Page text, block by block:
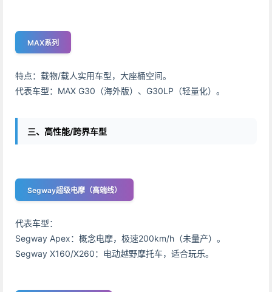
MAX系列
特点：载物/载人实用车型，大座桶空间。
代表车型：MAX G30（海外版）、G30LP（轻量化）。
三、高性能/跨界车型
Segway超级电摩（高端线）
代表车型：
Segway Apex：概念电摩，极速200km/h（未量产）。
Segway X160/X260：电动越野摩托车，适合玩乐。